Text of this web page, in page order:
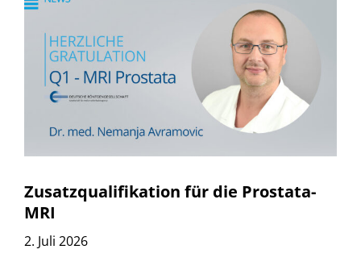
Zusatzqualifikation für die Prostata-
MRI
2. Juli 2026